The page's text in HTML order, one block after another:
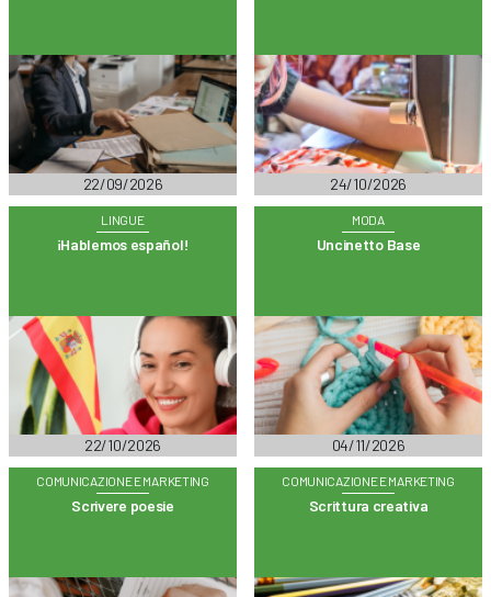
22/09/2026 24/10/2026
LINGUE
¡Hablemos español!
22/10/2026
MODA
Uncinetto Base
04/11/2026
COMUNICAZIONE E MARKETING
Scrivere poesie
COMUNICAZIONE E MARKETING
Scrittura creativa